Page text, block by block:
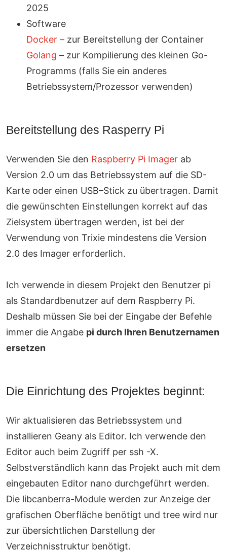
2025
Software
Docker – zur Bereitstellung der Container
Golang – zur Kompilierung des kleinen Go-
Programms (falls Sie ein anderes
Betriebssystem/Prozessor verwenden)
Bereitstellung des Rasperry Pi
Verwenden Sie den Raspberry Pi Imager ab
Version 2.0 um das Betriebssystem auf die SD-
Karte oder einen USB–Stick zu übertragen. Damit
die gewünschten Einstellungen korrekt auf das
Zielsystem übertragen werden, ist bei der
Verwendung von Trixie mindestens die Version
2.0 des Imager erforderlich.
Ich verwende in diesem Projekt den Benutzer pi
als Standardbenutzer auf dem Raspberry Pi.
Deshalb müssen Sie bei der Eingabe der Befehle
immer die Angabe pi durch Ihren Benutzernamen
ersetzen
Die Einrichtung des Projektes beginnt:
Wir aktualisieren das Betriebssystem und
installieren Geany als Editor. Ich verwende den
Editor auch beim Zugriff per ssh -X.
Selbstverständlich kann das Projekt auch mit dem
eingebauten Editor nano durchgeführt werden.
Die libcanberra-Module werden zur Anzeige der
grafischen Oberfläche benötigt und tree wird nur
zur übersichtlichen Darstellung der
Verzeichnisstruktur benötigt.